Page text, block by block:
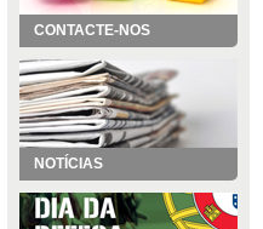
CONTACTE-NOS
NOTÍCIAS